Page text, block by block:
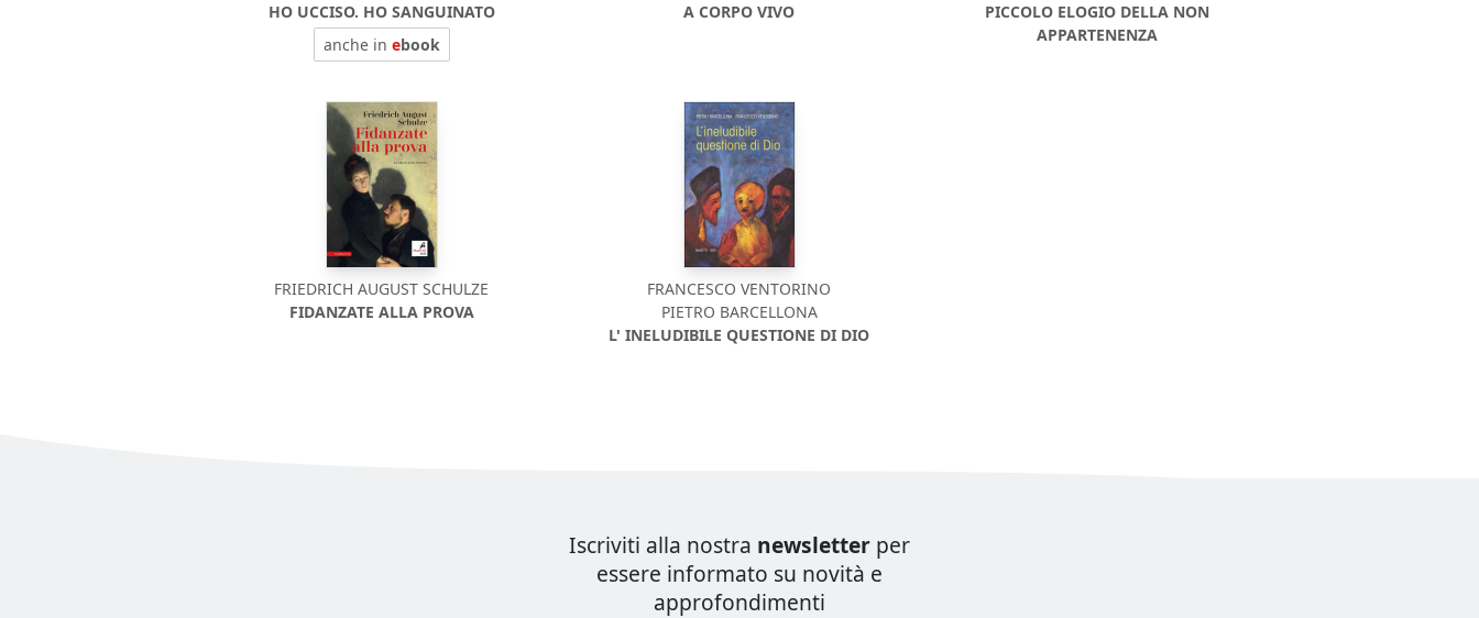
HO UCCISO. HO SANGUINATO
anche in ebook
A CORPO VIVO
PICCOLO ELOGIO DELLA NON
APPARTENENZA
FRIEDRICH AUGUST SCHULZE
FIDANZATE ALLA PROVA
FRANCESCO VENTORINO
PIETRO BARCELLONA
L' INELUDIBILE QUESTIONE DI DIO
Iscriviti alla nostra newsletter per
essere informato su novità e
approfondimenti